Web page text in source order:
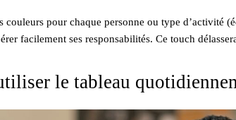
couleurs pour chaque personne ou type d’activité
facilement ses responsabilités. Ce touch
le tableau